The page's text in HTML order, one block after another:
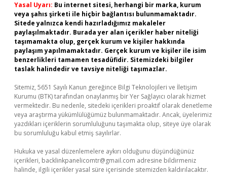
Yasal Uyarı: Bu internet sitesi, herhangi bir marka, kurum
veya şahıs şirketi ile hiçbir bağlantısı bulunmamaktadır.
Sitede yalnızca kendi hazırladığımız makaleler
paylaşılmaktadır. Burada yer alan içerikler haber niteliği
taşımamakta olup, gerçek kurum ve kişiler hakkında
paylaşım yapılmamaktadır. Gerçek kurum ve kişiler ile isim
benzerlikleri tamamen tesadüfidir. Sitemizdeki bilgiler
taslak halindedir ve tavsiye niteliği taşımazlar.
Sitemiz, 5651 Sayılı Kanun gereğince Bilgi Teknolojileri ve İletişim
Kurumu (BTK) tarafından onaylanmış bir Yer Sağlayıcı olarak hizmet
vermektedir. Bu nedenle, sitedeki içerikleri proaktif olarak denetleme
veya araştırma yükümlülüğümüz bulunmamaktadır. Ancak, üyelerimiz
yazdıkları içeriklerin sorumluluğunu taşımakta olup, siteye üye olarak
bu sorumluluğu kabul etmiş sayılırlar.
Hukuka ve yasal düzenlemelere aykırı olduğunu düşündüğünüz
içerikleri, backlinkpanelicomtr@gmail.com adresine bildirmeniz
halinde, ilgili içerikler yasal süre içerisinde sitemizden kaldırılacaktır.